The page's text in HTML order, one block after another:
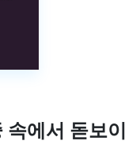
에서 돋보이